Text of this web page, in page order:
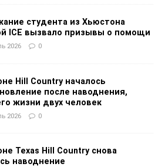
студента из Хьюстона
ICE вызвало призывы о помощи
2026 0
Hill Country началось
после наводнения,
жизни двух человек
2026 0
Texas Hill Country снова
наводнение